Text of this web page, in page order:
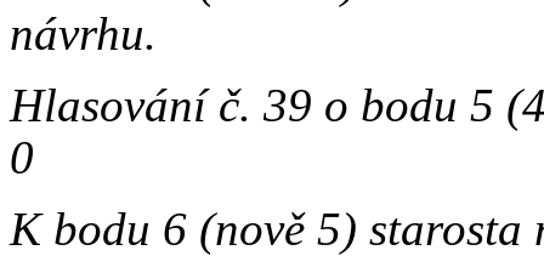
návrhu.
Hlasování č. 39 o bodu
0
K bodu 6 (nově 5)